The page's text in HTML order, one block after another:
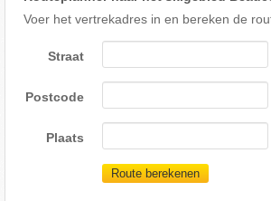
Voer het vertrekadres in en bereken de
Straat
Postcode
Plaats
Route berekenen